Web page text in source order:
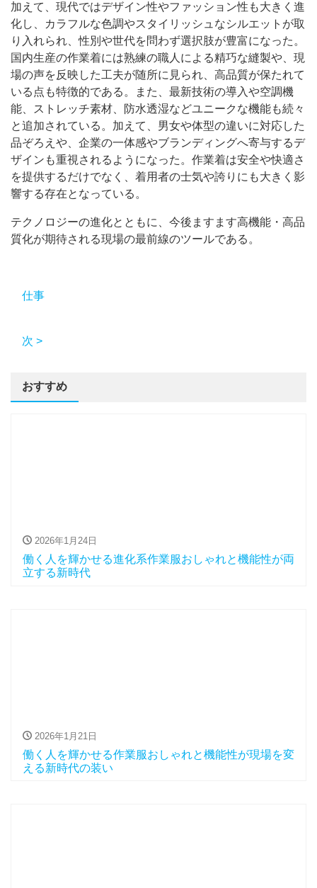
加えて、現代ではデザイン性やファッション性も大きく進
化し、カラフルな色調やスタイリッシュなシルエットが取
り入れられ、性別や世代を問わず選択肢が豊富になった。
国内生産の作業着には熟練の職人による精巧な縫製や、現
場の声を反映した工夫が随所に見られ、高品質が保たれて
いる点も特徴的である。また、最新技術の導入や空調機
能、ストレッチ素材、防水透湿などユニークな機能も続々
と追加されている。加えて、男女や体型の違いに対応した
品ぞろえや、企業の一体感やブランディングへ寄与するデ
ザインも重視されるようになった。作業着は安全や快適さ
を提供するだけでなく、着用者の士気や誇りにも大きく影
響する存在となっている。
テクノロジーの進化とともに、今後ますます高機能・高品
質化が期待される現場の最前線のツールである。
仕事
次 >
おすすめ
2026年1月24日
働く人を輝かせる進化系作業服おしゃれと機能性が両
立する新時代
2026年1月21日
働く人を輝かせる作業服おしゃれと機能性が現場を変
える新時代の装い